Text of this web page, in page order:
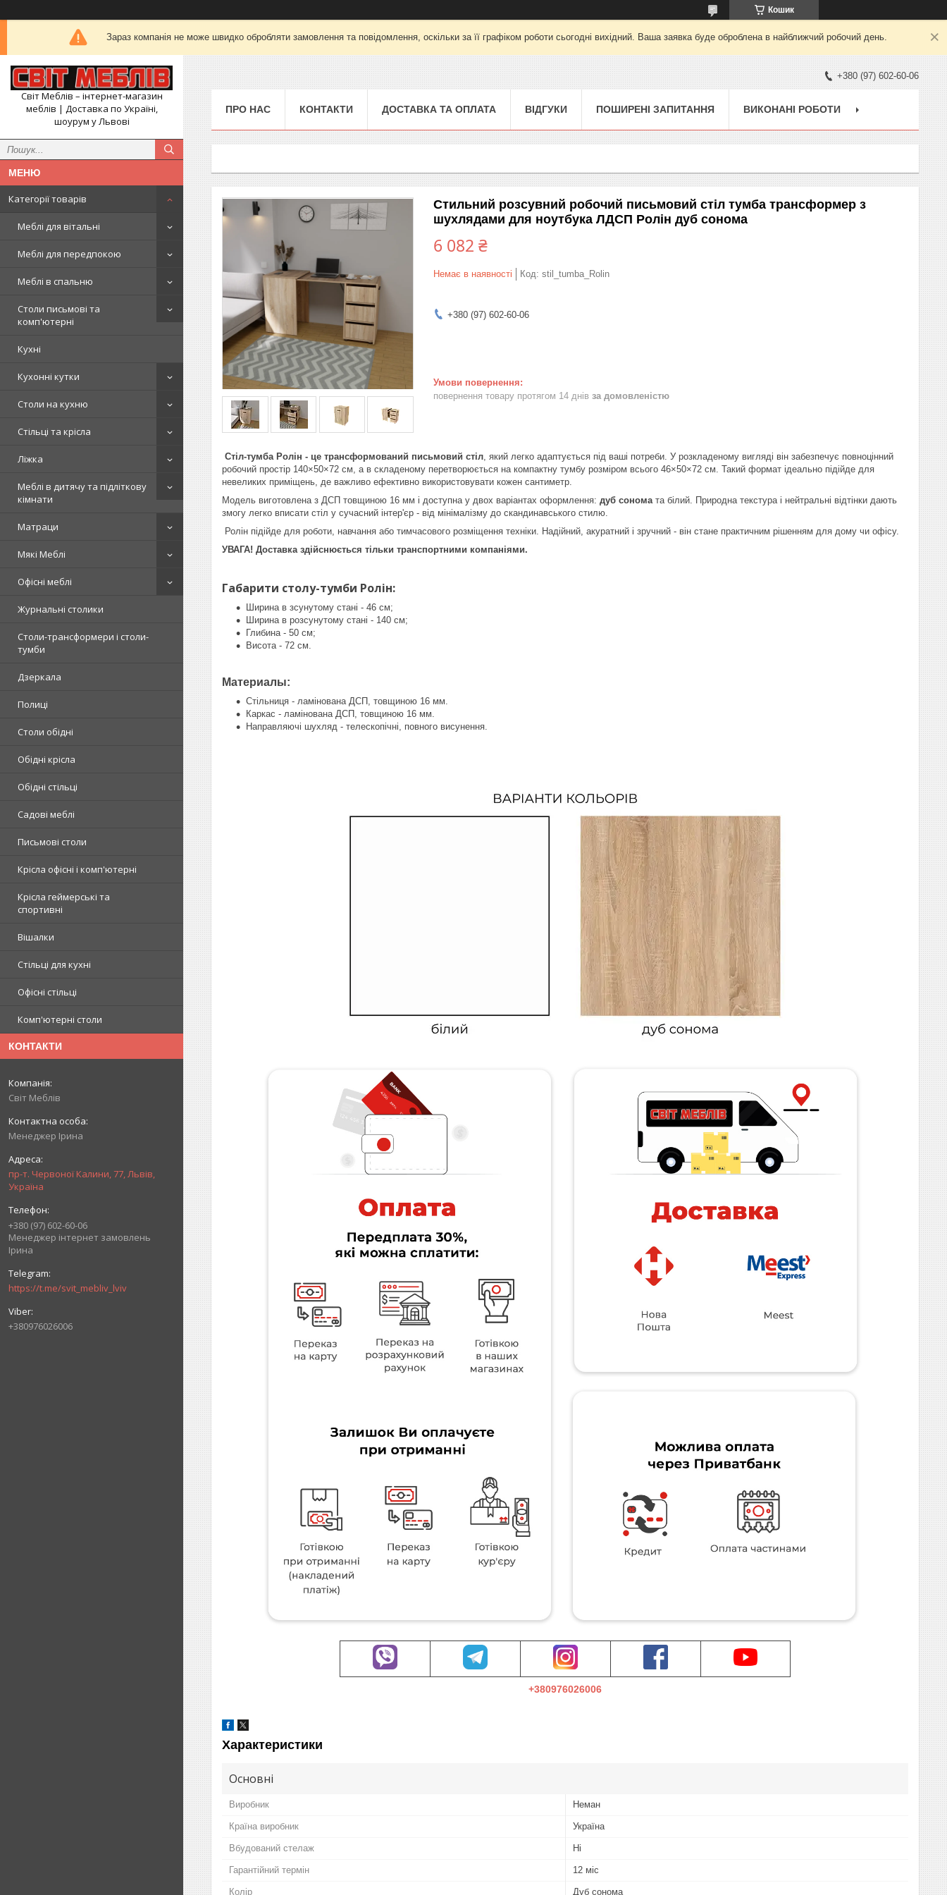
Кошик
Зараз компанія не може швидко обробляти замовлення та повідомлення, оскільки за її графіком роботи сьогодні вихідний. Ваша заявка буде оброблена в найближчий робочий день.
Світ Меблів – інтернет-магазин
меблів | Доставка по Україні,
шоурум у Львові
Категорії товарів
Меблі для вітальні
Меблі для передпокою
Меблі в спальню
Столи письмові та
комп'ютерні
Кухні
Кухонні кутки
Столи на кухню
Стільці та крісла
Ліжка
Меблі в дитячу та підліткову
кімнати
Матраци
Мякі Меблі
Офісні меблі
Журнальні столики
Столи-трансформери і столи-
тумби
Дзеркала
Полиці
Столи обідні
Обідні крісла
Обідні стільці
Садові меблі
Письмові столи
Крісла офісні і комп'ютерні
Крісла геймерські та
спортивні
Вішалки
Стільці для кухні
Офісні стільці
Комп'ютерні столи
КОНТАКТИ
Світ Меблів
Менеджер Ірина
пр-т. Червоної Калини, 77, Львів,
Україна
+380 (97) 602-60-06
Менеджер інтернет замовлень
Ірина
https://t.me/svit_mebliv_lviv
+380976026006
+380 (97) 602-60-06
ПРО НАС КОНТАКТИ ДОСТАВКА ТА ОПЛАТА ВІДГУКИ ПОШИРЕНІ ЗАПИТАННЯ ВИКОНАНІ РОБОТИ
Стильний розсувний робочий письмовий стіл тумба трансформер з
шухлядами для ноутбука ЛДСП Ролін дуб сонома
6 082 ₴
Немає в наявності Код: stil_tumba_Rolin
+380 (97) 602-60-06
повернення товару протягом 14 днів за домовленістю
Стіл-тумба Ролін - це трансформований письмовий стіл , який легко адаптується під ваші потреби. У розкладеному вигляді він забезпечує повноцінний
робочий простір 140×50×72 см, а в складеному перетворюється на компактну тумбу розміром всього 46×50×72 см. Такий формат ідеально підійде для
невеликих приміщень, де важливо ефективно використовувати кожен сантиметр.
Модель виготовлена з ДСП товщиною 16 мм і доступна у двох варіантах оформлення: дуб сонома та білий. Природна текстура і нейтральні відтінки дають
змогу легко вписати стіл у сучасний інтер'єр - від мінімалізму до скандинавського стилю.
Ролін підійде для роботи, навчання або тимчасового розміщення техніки. Надійний, акуратний і зручний - він стане практичним рішенням для дому чи офісу.
УВАГА! Доставка здійснюється тільки транспортними компаніями.
Габарити столу-тумби Ролін:
Ширина в зсунутому стані - 46 см;
Ширина в розсунутому стані - 140 см;
Глибина - 50 см;
Висота - 72 см.
Материалы:
Стільниця - ламінована ДСП, товщиною 16 мм.
Каркас - ламінована ДСП, товщиною 16 мм.
Направляючі шухляд - телескопічні, повного висунення.
+380976026006
Характеристики
Основні
Виробник Неман
Країна виробник Україна
Вбудований стелаж Ні
Гарантійний термін 12 міс
Колір Дуб сонома